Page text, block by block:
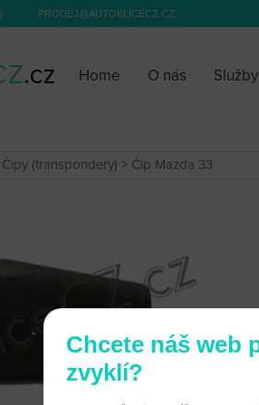
| PRODEJ@AUTOKLICECZ.CZ
Home O nás Služby
Čipy (transpondery) > Čip Mazda 33
Chcete náš web
zvyklí?